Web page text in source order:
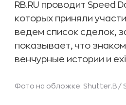
RB.RU проводит Speed
которых приняли
ведем список сделок,
показывает, что
венчурные истории и
Фото на обложке: Shutter.B /